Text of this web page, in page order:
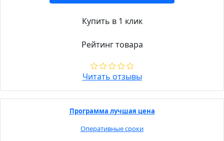
Купить в 1 клик
Рейтинг товара
Читать отзывы
Программа лучшая цена
Оперативные сроки